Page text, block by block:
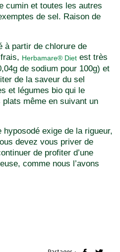
cumin et toutes les autres
de sel. Raison de
à partir de chlorure de
Herbamare® Diet est très
de sodium pour 100g) et
de la saveur du sel
et légumes bio qui le
même en suivant un
exige de la rigueur,
devez vous priver de
de profiter d’une
comme nous l’avons